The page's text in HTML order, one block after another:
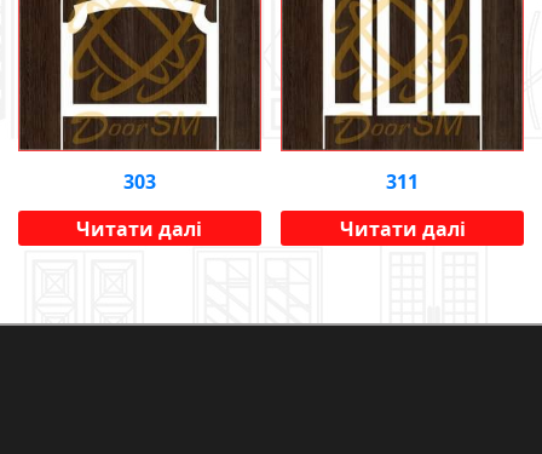
303
Читати далі
311
Читати далі